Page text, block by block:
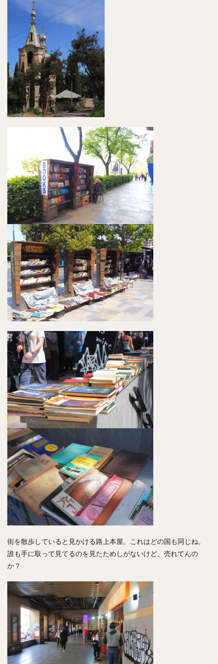
街を散歩していると見かける路上本屋。これはどの国も同じね。
誰も手に取って見てるのを見たためしがないけど、売れてんの
か？